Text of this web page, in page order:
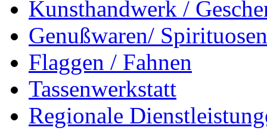
Kunsthandwerk /
Genußwaren/ Spirituosen
Flaggen / Fahnen
Tassenwerkstatt
Regionale